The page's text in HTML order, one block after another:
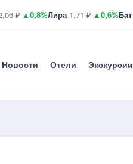
₽ ▲0,8%Лира1,71 ₽ ▲0,6%Бат
Новости Отели Экскурсии